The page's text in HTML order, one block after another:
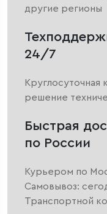
другие регионы
24/7
Круглосуточная
решение
Быстрая
по России
Курьером по
Самовывоз:
Транспортной